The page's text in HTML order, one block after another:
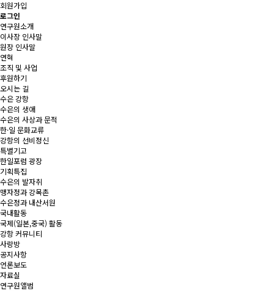
회원가입
로그인
연구원소개
이사장 인사말
원장 인사말
연혁
조직 및 사업
후원하기
오시는 길
수은 강항
수은의 생애
수은의 사상과 문적
한·일 문화교류
강항의 선비정신
특별기고
한일포럼 광장
기획특집
수은의 발자취
맹자정과 강목촌
수은정과 내산서원
국내활동
국제(일본,중국) 활동
강항 커뮤니티
사랑방
공지사항
언론보도
자료실
연구원앨범